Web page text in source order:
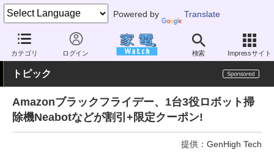
Powered by Translate
カテゴリ ログイン 検索 Impressサイト
家電 Watch 生活家電 掃除機 ロボット掃除機
トピック
Amazonブラックフライデー、1台3役ロボット掃
除機Neabotなどが割引+限定クーポン!
提供：GenHigh Tech